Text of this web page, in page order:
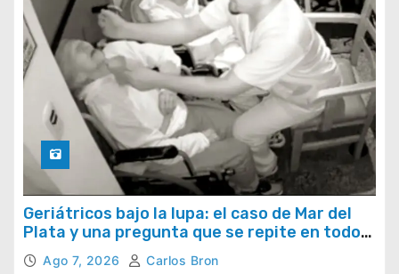
Geriátricos bajo la lupa: el caso de Mar del
Plata y una pregunta que se repite en todo
el país
Ago 7, 2026 Carlos Bron